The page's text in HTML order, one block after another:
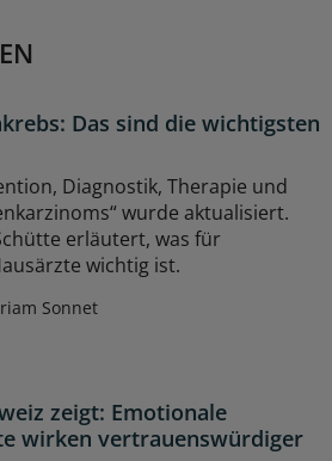
Das sind die wichtigsten
Diagnostik, Therapie und
wurde aktualisiert.
erläutert, was für
wichtig ist.
Sonnet
zeigt: Emotionale
wirken vertrauenswürdiger